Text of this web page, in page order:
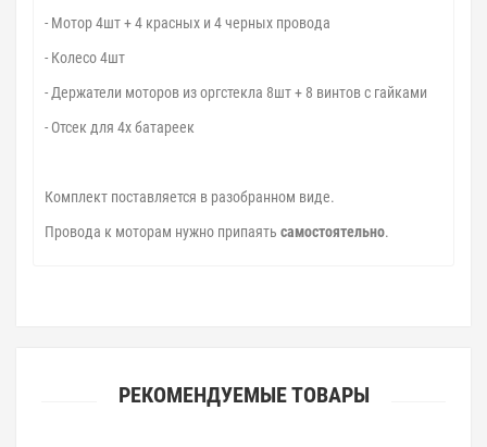
- Мотор 4шт + 4 красных и 4 черных провода
- Колесо 4шт
- Держатели моторов из оргстекла 8шт + 8 винтов с гайками
- Отсек для 4х батареек
Комплект поставляется в разобранном виде.
Провода к моторам нужно припаять самостоятельно.
РЕКОМЕНДУЕМЫЕ ТОВАРЫ